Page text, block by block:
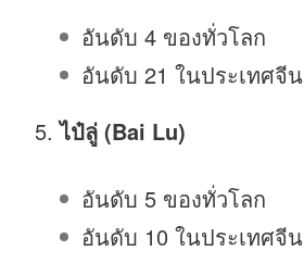
อันดับ 4 ของทั่วโลก
อันดับ 21 ในประเทศจีน
ไป๋ลู่ (Bai Lu)
อันดับ 5 ของทั่วโลก
อันดับ 10 ในประเทศจีน